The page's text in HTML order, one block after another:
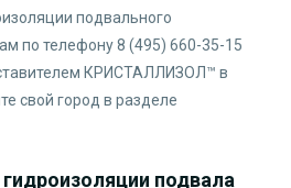
подвального
по телефону 8 (495) 660-35-15
КРИСТАЛЛИЗОЛ™ в
свой город в разделе
подвала